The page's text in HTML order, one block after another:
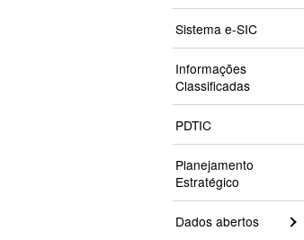
Sistema e-SIC
Informações
Classificadas
PDTIC
Planejamento
Estratégico
Dados abertos